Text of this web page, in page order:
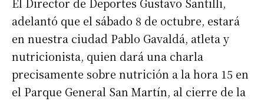
Suscribirme gratis
El Director de Deportes Gustavo Santilli,
adelantó que el sábado 8 de octubre, estará
en nuestra ciudad Pablo Gavaldá, atleta y
nutricionista, quien dará una charla
precisamente sobre nutrición a la hora 15 en
el Parque General San Martín, al cierre de la